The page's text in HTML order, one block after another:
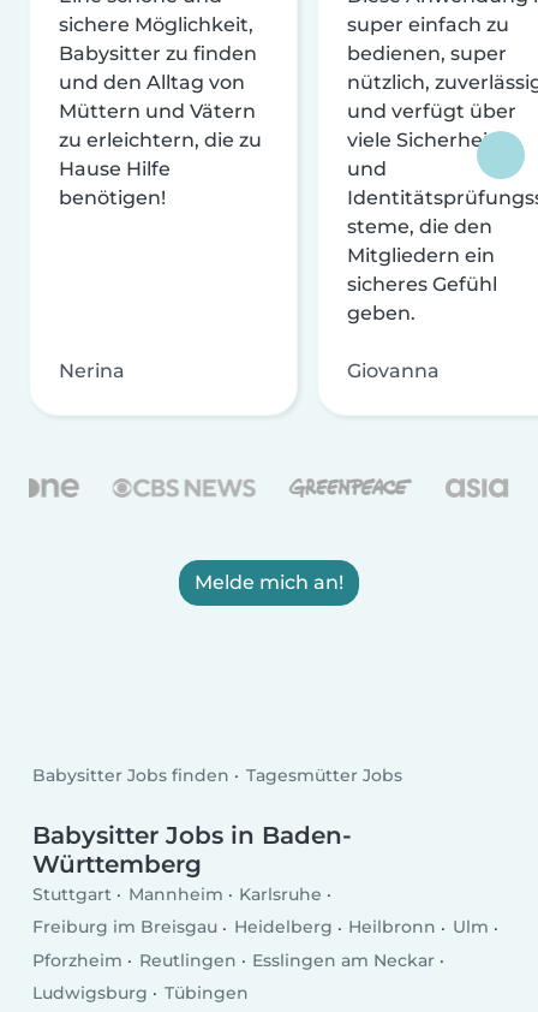
sichere Möglichkeit,
Babysitter zu finden
und den Alltag von
Müttern und Vätern
zu erleichtern, die zu
Hause Hilfe
benötigen!
Nerina
super einfach zu
bedienen, super
nützlich,
und verfügt über
viele Sicherheits-
und
steme, die den
Mitgliedern ein
sicheres Gefühl
geben.
Giovanna
Melde mich an!
Babysitter Jobs finden Tagesmütter Jobs
Babysitter Jobs in Baden-
Württemberg
Stuttgart Mannheim
Karlsruhe
Freiburg im Breisgau
Heidelberg Heilbronn
Ulm
Pforzheim
Reutlingen
Esslingen am Neckar
Ludwigsburg
Tübingen